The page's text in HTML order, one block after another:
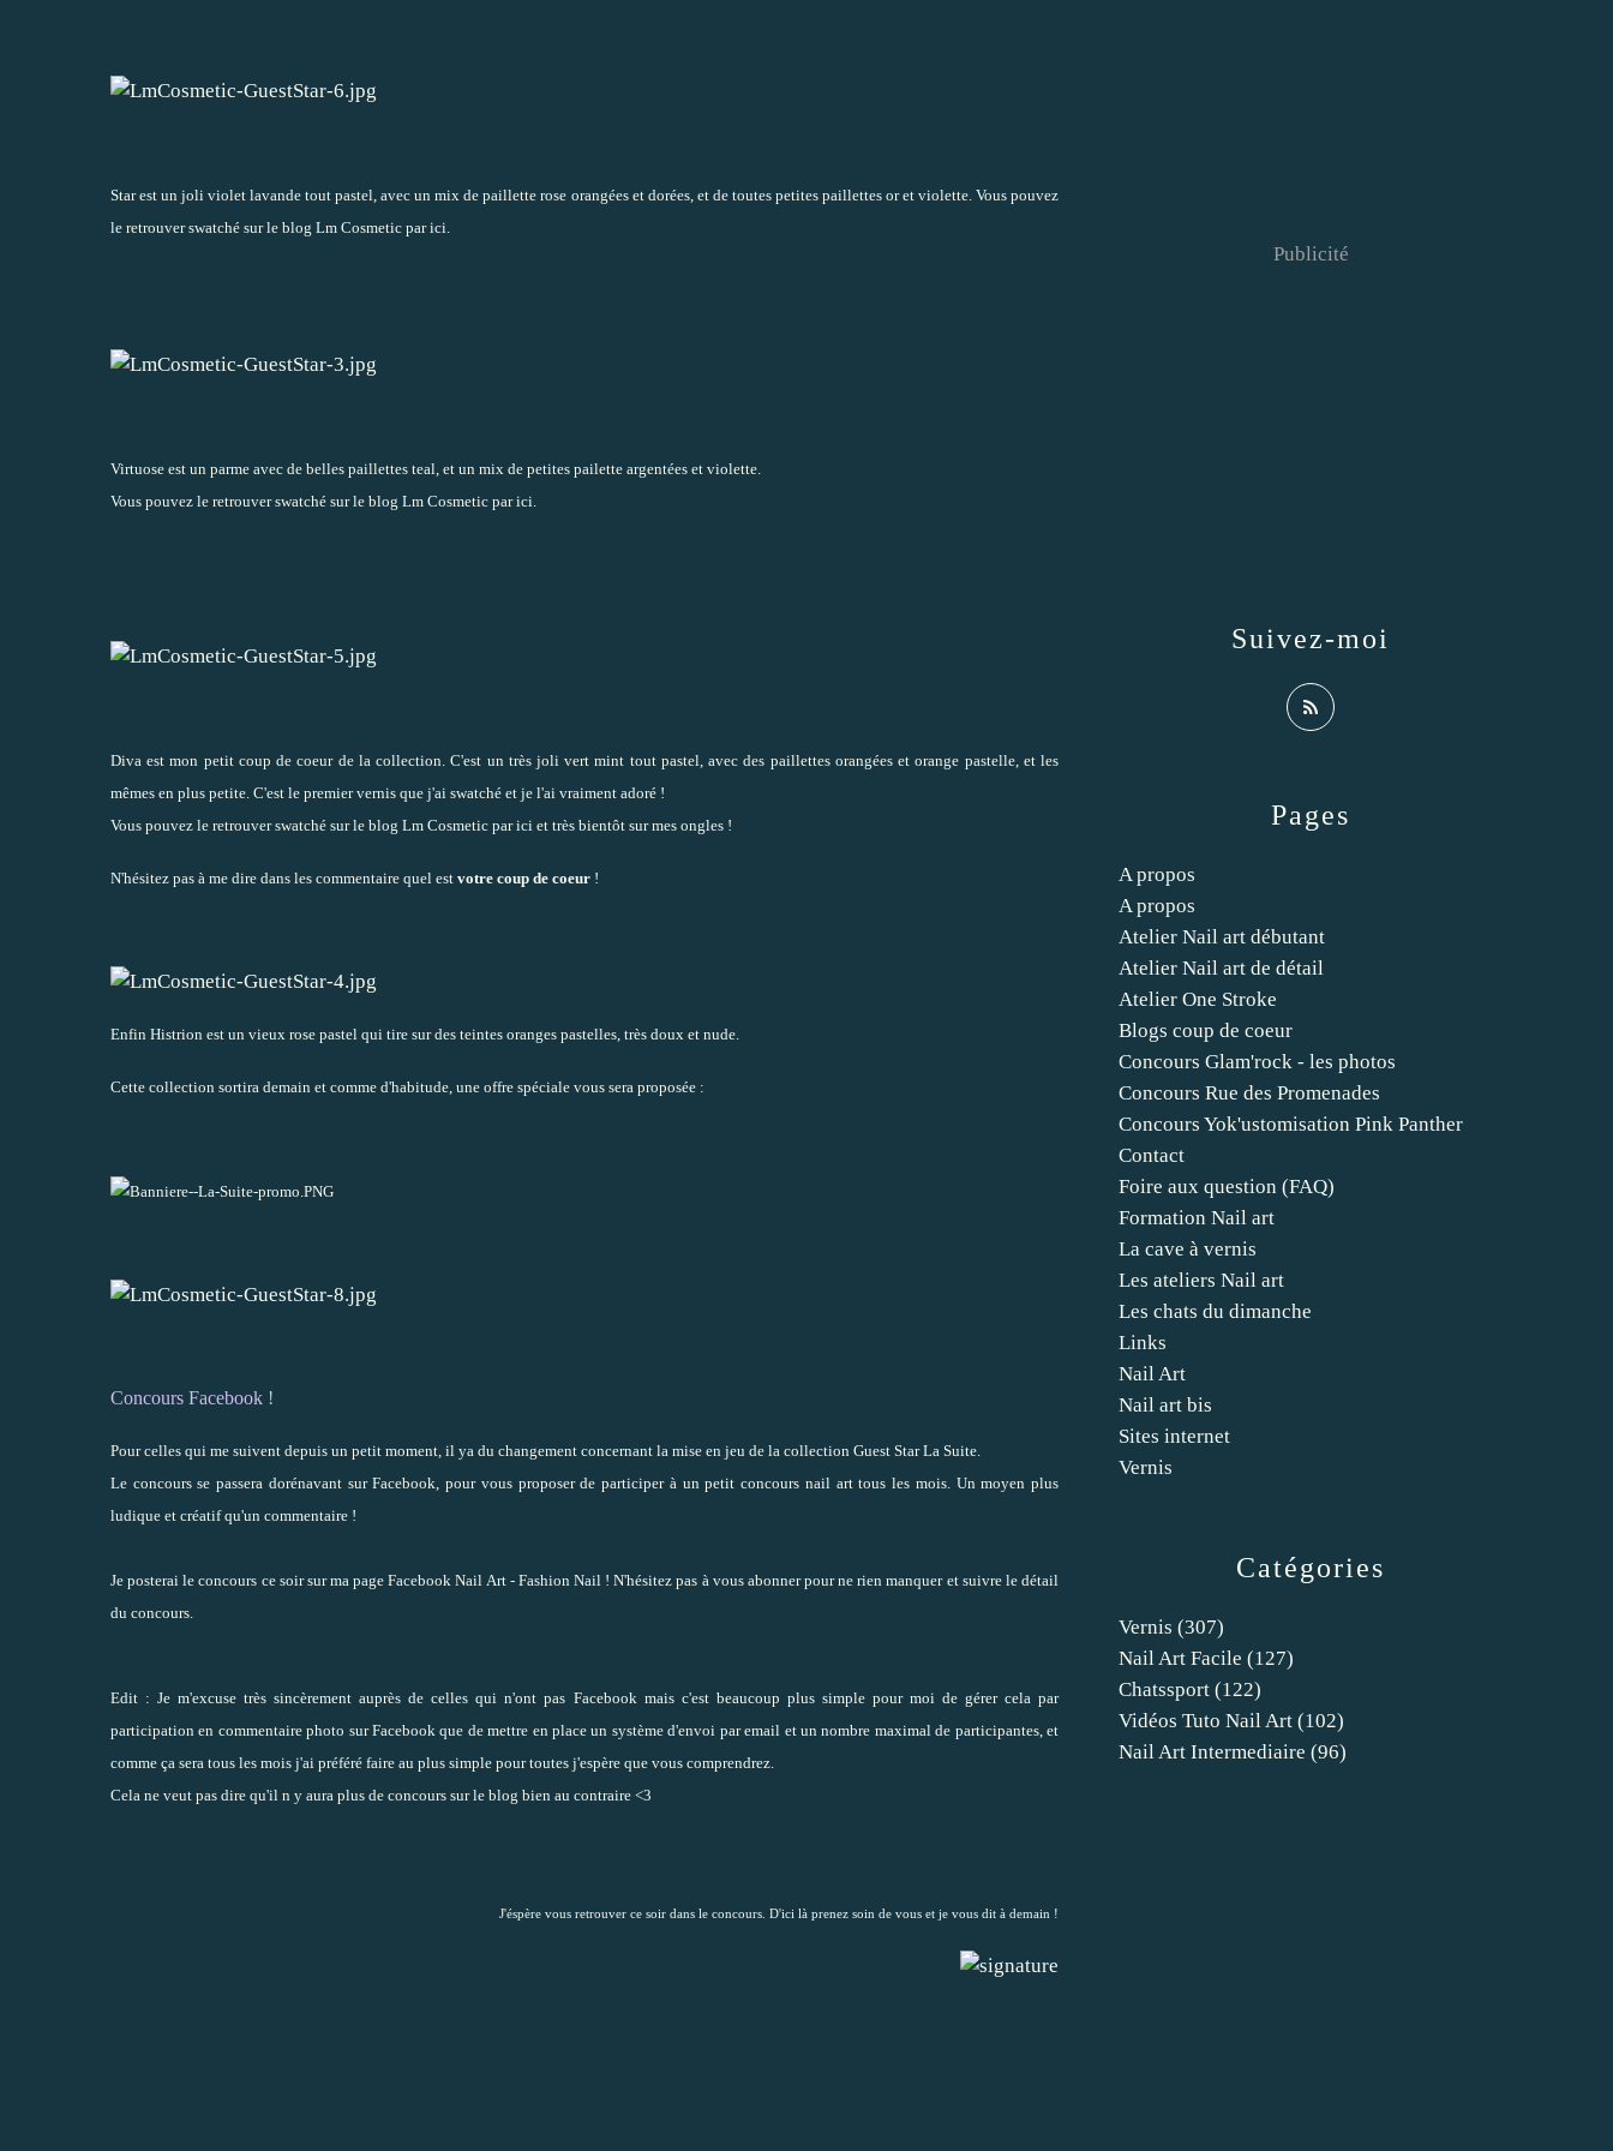
Star est un joli violet lavande tout pastel, avec un mix de paillette rose orangées et dorées, et de toutes petites paillettes or et violette. Vous pouvez
le retrouver swatché sur le blog Lm Cosmetic par ici
Virtuose est un parme avec de belles paillettes teal, et un mix de petites pailette argentées et violette.
Vous pouvez le retrouver swatché sur le blog Lm Cosmetic par ici
Diva est mon petit coup de coeur de la collection. C'est un très joli vert mint tout pastel, avec des paillettes orangées et orange pastelle, et les
mêmes en plus petite. C'est le premier vernis que j'ai swatché et je l'ai vraiment adoré !
Vous pouvez le retrouver swatché sur le blog Lm Cosmetic par ici et très bientôt sur mes ongles !
N'hésitez pas à me dire dans les commentaire quel est votre coup de coeur !
Enfin Histrion est un vieux rose pastel qui tire sur des teintes oranges pastelles, très doux et nude.
Cette collection sortira demain et comme d'habitude, une offre spéciale vous sera proposée :
Concours Facebook !
Pour celles qui me suivent depuis un petit moment, il ya du changement concernant la mise en jeu de la collection Guest Star La Suite.
Le concours se passera dorénavant sur Facebook, pour vous proposer de participer à un petit concours nail art tous les mois. Un moyen plus
ludique et créatif qu'un commentaire !
Je posterai le concours ce soir sur ma pageFacebook Nail Art - Fashion Nail ! N'hésitez pas à vous abonner pour ne rien manquer et suivre le détail
du concours.
Edit : Je m'excuse très sincèrement auprès de celles qui n'ont pas Facebook mais c'est beaucoup plus simple pour moi de gérer cela par
participation en commentaire photo sur Facebook que de mettre en place un système d'envoi par email et un nombre maximal de participantes, et
comme ça sera tous les mois j'ai préféré faire au plus simple pour toutes j'espère que vous comprendrez.
Cela ne veut pas dire qu'il n y aura plus de concours sur le blog bien au contraire <3
J'éspère vous retrouver ce soir dans le concours. D'ici là prenez soin de vous et je vous dit à demain !
Catégories
Vernis (307)
Nail Art Facile (127)
Chatssport (122)
Vidéos Tuto Nail Art (102)
Nail Art Intermediaire (96)
Pages
A propos
A propos
Atelier Nail art débutant
Atelier Nail art de détail
Atelier One Stroke
Blogs coup de coeur
Concours Glam'rock - les photos
Concours Rue des Promenades
Concours Yok'ustomisation Pink Panther
Contact
Foire aux question (FAQ)
Formation Nail art
La cave à vernis
Les ateliers Nail art
Les chats du dimanche
Links
Nail Art
Nail art bis
Sites internet
Vernis
Suivez-moi
Publicité